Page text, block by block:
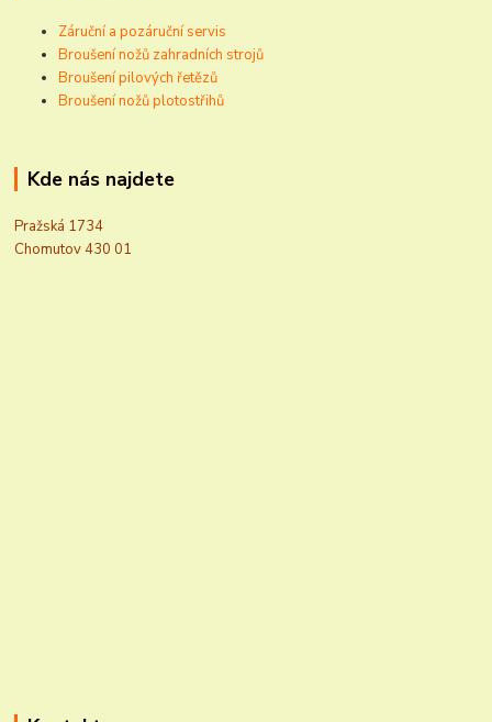
Záruční a pozáruční servis
Broušení nožů zahradních strojů
Broušení pilových řetězů
Broušení nožů plotostřihů
Kde nás najdete
Pražská 1734
Chomutov 430 01